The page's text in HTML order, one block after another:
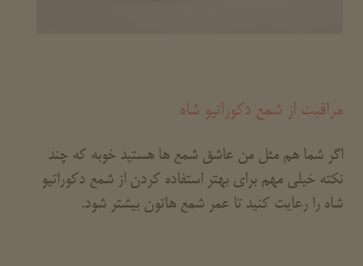
مراقبت از شمع دکوراتیو شاه
اگر شما هم مثل من عاشق شمع ها هستید خوبه که چند
نکته خیلی مهم برای بهتر استفاده کردن از شمع دکوراتیو
شاه را رعایت کنید تا عمر شمع هاتون بیشتر شود.